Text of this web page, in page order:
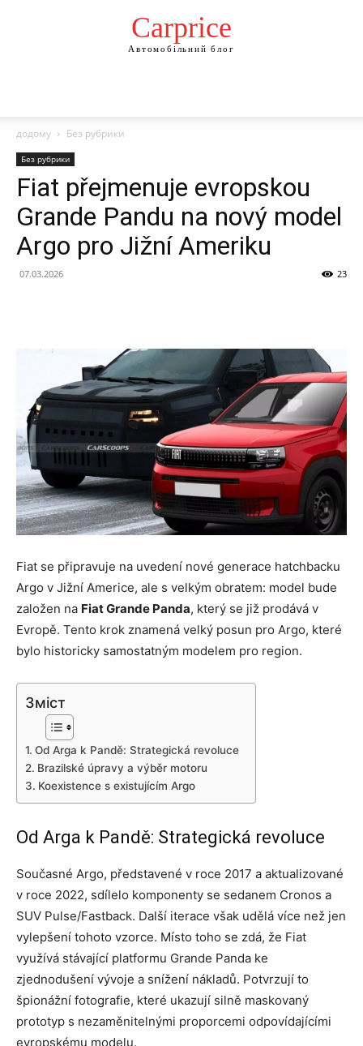
Сarprice
Автомобільний блог
додому Без рубрики
Без рубрики
Fiat přejmenuje evropskou
Grande Pandu na nový model
Argo pro Jižní Ameriku
07.03.2026 23
Fiat se připravuje na uvedení nové generace hatchbacku
Argo v Jižní Americe, ale s velkým obratem: model bude
založen na Fiat Grande Panda, který se již prodává v
Evropě. Tento krok znamená velký posun pro Argo, které
bylo historicky samostatným modelem pro region.
Зміст
Od Arga k Pandě: Strategická revoluce
Brazilské úpravy a výběr motoru
Koexistence s existujícím Argo
Od Arga k Pandě: Strategická revoluce
Současné Argo, představené v roce 2017 a aktualizované
v roce 2022, sdílelo komponenty se sedanem Cronos a
SUV Pulse/Fastback. Další iterace však udělá více než jen
vylepšení tohoto vzorce. Místo toho se zdá, že Fiat
využívá stávající platformu Grande Panda ke
zjednodušení vývoje a snížení nákladů. Potvrzují to
špionážní fotografie, které ukazují silně maskovaný
prototyp s nezaměnitelnými proporcemi odpovídajícími
evropskému modelu.